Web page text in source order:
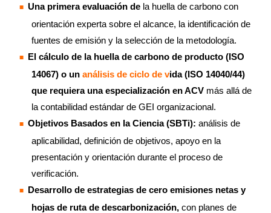
Una primera evaluación de la huella de carbono con
orientación experta sobre el alcance, la identificación de
fuentes de emisión y la selección de la metodología.
El cálculo de la huella de carbono de producto (ISO
14067) o un análisis de ciclo de vida (ISO 14040/44)
que requiera una especialización en ACV más allá de
la contabilidad estándar de GEI organizacional.
Objetivos Basados en la Ciencia (SBTi): análisis de
aplicabilidad, definición de objetivos, apoyo en la
presentación y orientación durante el proceso de
verificación.
Desarrollo de estrategias de cero emisiones netas y
hojas de ruta de descarbonización, con planes de